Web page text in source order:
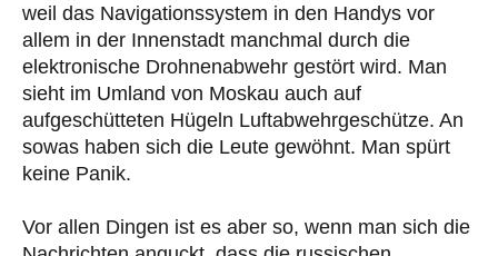
weil das Navigationssystem in den Handys vor
allem in der Innenstadt manchmal durch die
elektronische Drohnenabwehr gestört wird. Man
sieht im Umland von Moskau auch auf
aufgeschütteten Hügeln Luftabwehrgeschütze. An
sowas haben sich die Leute gewöhnt. Man spürt
keine Panik.
Vor allen Dingen ist es aber so, wenn man sich die